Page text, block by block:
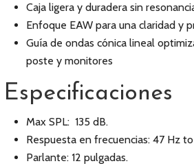
Caja ligera y duradera sin
Enfoque EAW para una claridad y
Guía de ondas cónica lineal
poste y monitores
Especificaciones
Max SPL: 135 dB.
Respuesta en frecuencias: 47 Hz
Parlante: 12 pulgadas.